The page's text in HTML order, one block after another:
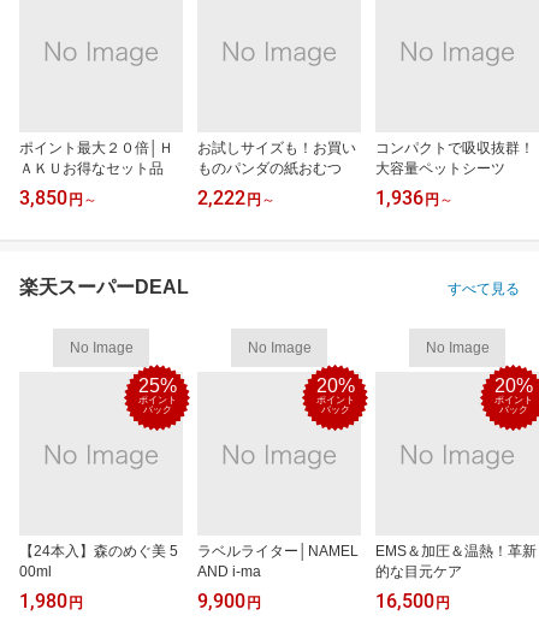
ポイント最大２０倍│Ｈ
ＡＫＵお得なセット品
3,850 円 ～
お試しサイズも！お買い
ものパンダの紙おむつ
2,222 円 ～
コンパクトで吸収抜群！
大容量ペットシーツ
1,936 円 ～
楽天スーパーDEAL すべて見る
No Image
25%
ポイント
バック
【24本入】森のめぐ美 5
00ml
1,980 円
No Image
20%
ポイント
バック
ラベルライター│NAMEL
AND i-ma
9,900 円
No Image
20%
ポイント
バック
EMS＆加圧＆温熱！革新
的な目元ケア
16,500 円